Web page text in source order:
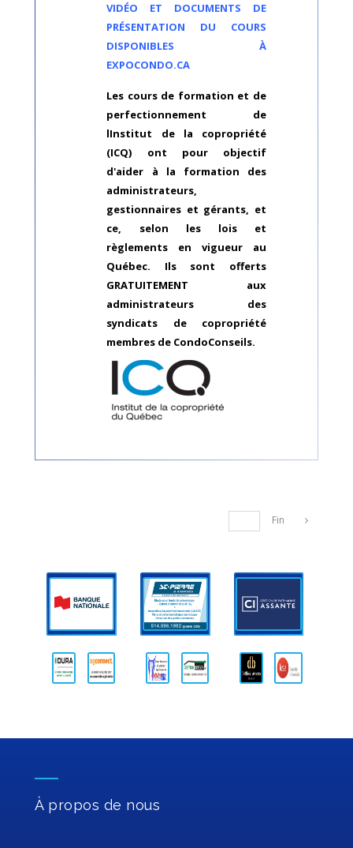
VIDÉO ET DOCUMENTS DE
PRÉSENTATION DU COURS
DISPONIBLES À
EXPOCONDO.CA
Les cours de formation et de
perfectionnement de
lInstitut de la copropriété
(ICQ) ont pour objectif
d'aider à la formation des
administrateurs,
gestionnaires et gérants, et
ce, selon les lois et
règlements en vigueur au
Québec. Ils sont offerts
GRATUITEMENT aux
administrateurs des
syndicats de copropriété
membres de CondoConseils.
Fin
À propos de nous